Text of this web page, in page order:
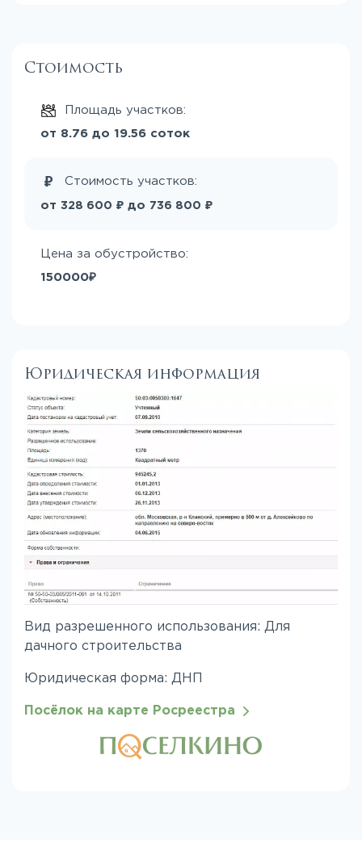
Стоимость
Площадь участков:
от 8.76 до 19.56 соток
Стоимость участков:
от 328 600 ₽ до 736 800 ₽
Цена за обустройство:
150000₽
Юридическая информация
Вид разрешенного использования: Для
дачного строительства
Юридическая форма: ДНП
Посёлок на карте Росреестра